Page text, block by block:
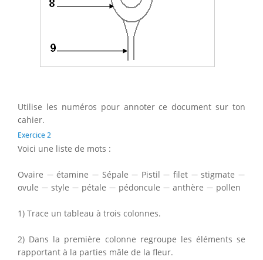
Utilise les numéros pour annoter ce document sur ton
cahier.
Exercice 2
Voici une liste de mots :
Ovaire − étamine − Sépale − Pistil − filet − stigmate −
ovule − style − pétale −
− pédoncule − anthère −
− pollen
1) Trace un tableau à trois colonnes.
2) Dans la première colonne regroupe les éléments se
rapportant à la parties mâle de la fleur.